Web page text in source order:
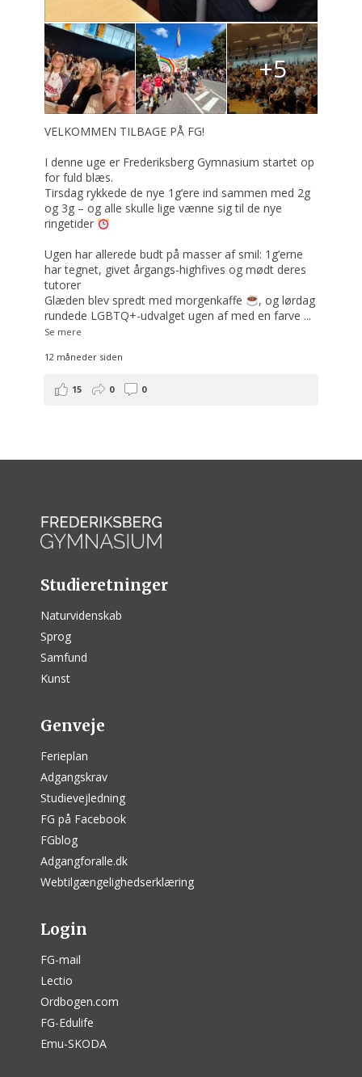
+5
VELKOMMEN TILBAGE PÅ FG!
I denne uge er Frederiksberg Gymnasium startet op
for fuld blæs.
Tirsdag rykkede de nye 1g’ere ind sammen med 2g
og 3g – og alle skulle lige vænne sig til de nye
ringetider
Ugen har allerede budt på masser af smil: 1g’erne
har tegnet, givet årgangs-highfives og mødt deres
tutorer
Glæden blev spredt med morgenkaffe
, og lørdag
rundede LGBTQ+-udvalget ugen af med en farve ...
Se mere
12 måneder siden
15 0 0
Studieretninger
Naturvidenskab
Sprog
Samfund
Kunst
Genveje
Ferieplan
Adgangskrav
Studievejledning
FG på Facebook
FGblog
Adgangforalle.dk
Webtilgængelighedserklæring
Login
FG-mail
Lectio
Ordbogen.com
FG-Edulife
Emu-SKODA